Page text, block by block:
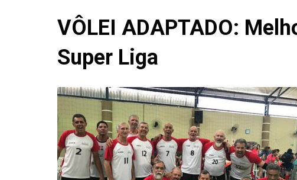
VÔLEI ADAPTADO:
Super Liga